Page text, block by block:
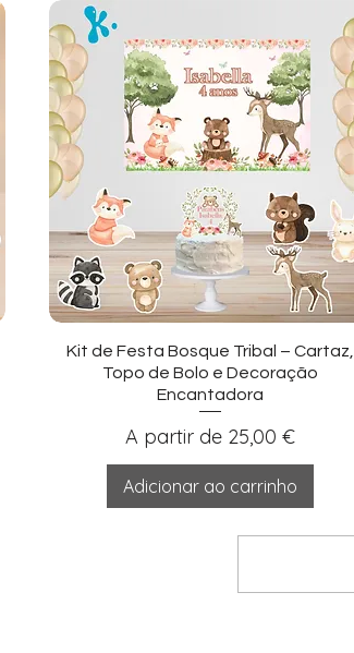
Visualização rápida
Kit de Festa Bosque Tribal – Cartaz,
Topo de Bolo e Decoração
Encantadora
A partir de 25,00 €
Preço promocional
Adicionar ao carrinho